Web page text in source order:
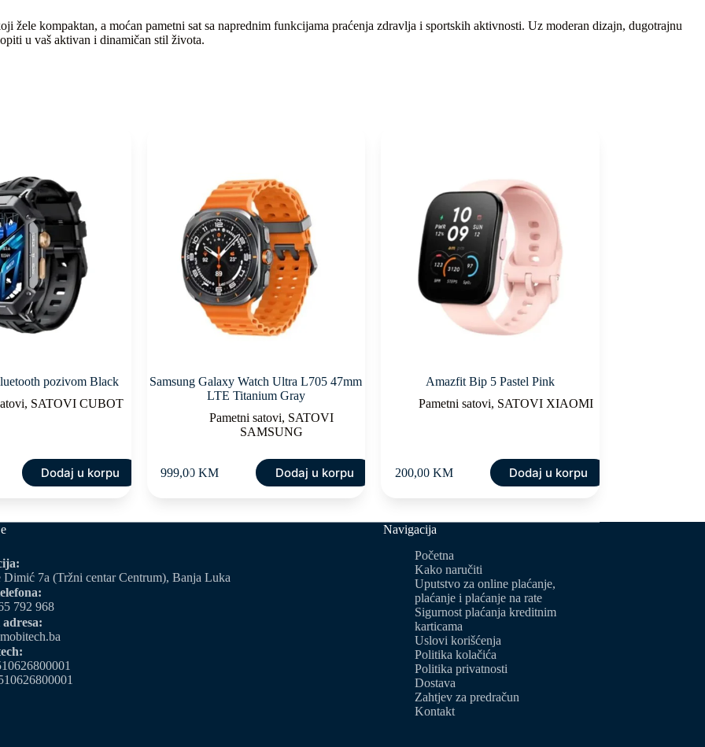
žele kompaktan, a moćan pametni sat sa naprednim funkcijama praćenja zdravlja i sportskih aktivnosti. Uz moderan dizajn, dugotrajnu
u vaš aktivan i dinamičan stil života.
pozivom Black
, SATOVI CUBOT
Dodaj u korpu
Samsung Galaxy Watch Ultra L705 47mm
LTE Titanium Gray
Pametni satovi, SATOVI
SAMSUNG
999,00KM Dodaj u korpu
Amazfit Bip 5 Pastel Pink
Pametni satovi, SATOVI XIAOMI
200,00 KM Dodaj u korpu
Dimić 7a (Tržni centar Centrum), Banja Luka
792 968
Navigacija
Početna
Kako naručiti
Uputstvo za online plaćanje,
plaćanje i plaćanje na rate
Sigurnost plaćanja kreditnim
karticama
Uslovi korišćenja
Politika kolačića
Politika privatnosti
Dostava
Zahtjev za predračun
Kontakt